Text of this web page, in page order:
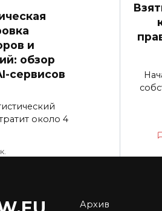
и
обзор
сервисов
около 4
Архив